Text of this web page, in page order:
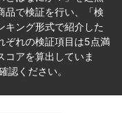
品で検証を行い、「検
キング形式で紹介した
ぞれの検証項目は5点満
コアを算出していま
認ください。